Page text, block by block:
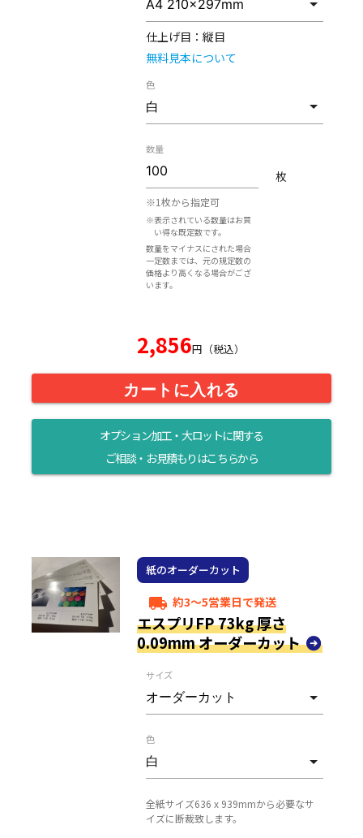
仕上げ目： 縦目
無料見本について
色
数量
※1枚から指定可
※表示されている数量はお買
い得な既定数です。
数量をマイナスにされた場合
一定数までは、元の規定数の
価格より高くなる場合がござ
います。
枚
2,856円（税込）
カートに入れる
オプション加工・大ロットに関する
ご相談・お見積もりはこちらから
紙のオーダーカット
local_shipping 約3～5営業日で発送
エスプリFP 73kg 厚さ
0.09mm オーダーカット
サイズ
色
全紙サイズ636 x 939mmから必要なサ
イズに断裁致します。